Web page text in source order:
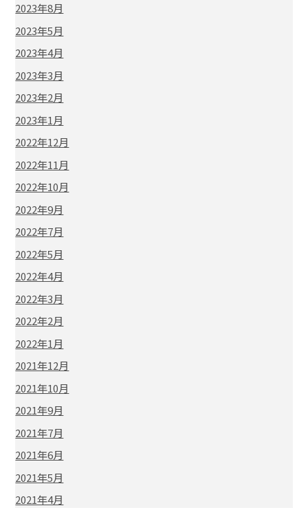
2023年8月
2023年5月
2023年4月
2023年3月
2023年2月
2023年1月
2022年12月
2022年11月
2022年10月
2022年9月
2022年7月
2022年5月
2022年4月
2022年3月
2022年2月
2022年1月
2021年12月
2021年10月
2021年9月
2021年7月
2021年6月
2021年5月
2021年4月